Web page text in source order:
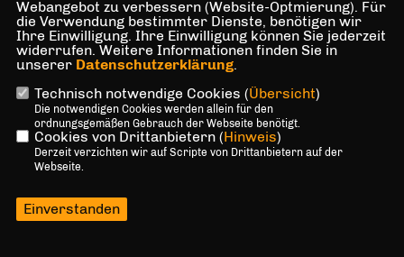
Webangebot zu verbessern (Website-Optmierung). Für
die Verwendung bestimmter Dienste, benötigen wir
Ihre Einwilligung. Ihre Einwilligung können Sie jederzeit
widerrufen. Weitere Informationen finden Sie in
unserer Datenschutzerklärung.
Technisch notwendige Cookies (Übersicht)
Die notwendigen Cookies werden allein für den
ordnungsgemäßen Gebrauch der Webseite benötigt.
Cookies von Drittanbietern (Hinweis)
Derzeit verzichten wir auf Scripte von Drittanbietern auf der
Webseite.
Einverstanden